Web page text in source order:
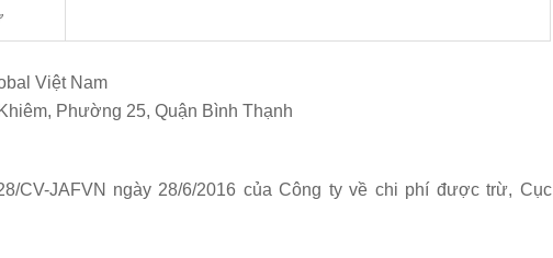
Việt Nam
Phường 25, Quận Bình Thạnh
CV-JAFVN ngày 28/6/2016 của Công ty về chi phí được trừ, Cục